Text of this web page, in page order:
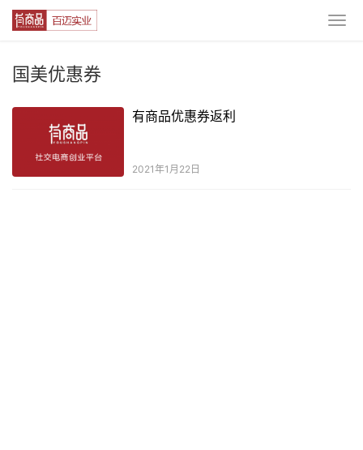
国美优惠券
有商品优惠券返利
2021年1月22日